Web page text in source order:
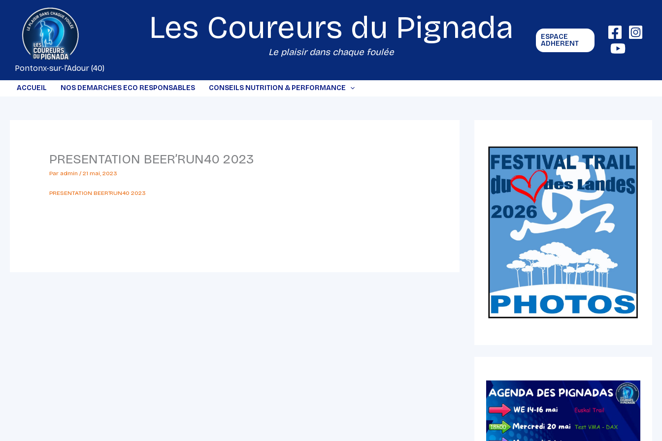
contenu
Pontonx-sur-l'Adour (40)
Les Coureurs du Pignada
Le plaisir dans chaque foulée
ESPACE
ADHERENT
ACCUEIL NOS DEMARCHES ECO RESPONSABLES CONSEILS NUTRITION & PERFORMANCE
PRESENTATION BEER’RUN40 2023
Par admin/21 mai, 2023
PRESENTATION BEER'RUN40 2023